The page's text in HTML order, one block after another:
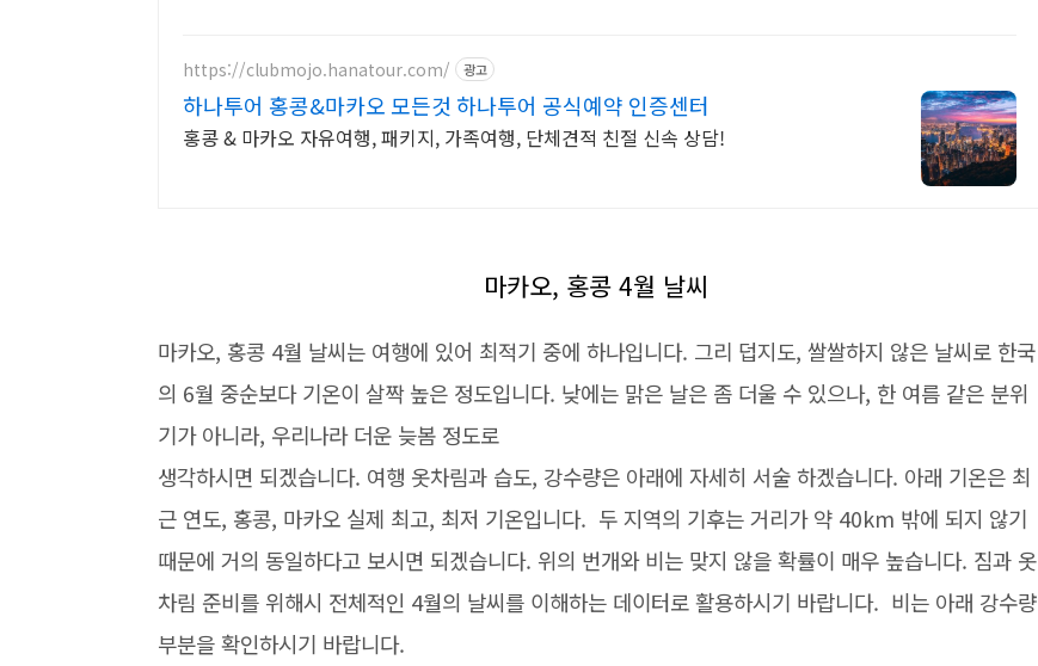
https://clubmojo.hanatour.com/ 광고
하나투어 홍콩&마카오 모든것 하나투어 공식예약 인증센터
홍콩 & 마카오 자유여행, 패키지, 가족여행, 단체견적 친절 신속 상담!
마카오, 홍콩 4월 날씨
마카오, 홍콩 4월 날씨는 여행에 있어 최적기 중에 하나입니다. 그리 덥지도, 쌀쌀하지 않은 날씨로 한국
의 6월 중순보다 기온이 살짝 높은 정도입니다. 낮에는 맑은 날은 좀 더울 수 있으나, 한 여름 같은 분위
기가 아니라, 우리나라 더운 늦봄 정도로
생각하시면 되겠습니다. 여행 옷차림과 습도, 강수량은 아래에 자세히 서술 하겠습니다. 아래 기온은 최
근 연도, 홍콩, 마카오 실제 최고, 최저 기온입니다. 두 지역의 기후는 거리가 약 40km 밖에 되지 않기
때문에 거의 동일하다고 보시면 되겠습니다. 위의 번개와 비는 맞지 않을 확률이 매우 높습니다. 짐과 옷
차림 준비를 위해시 전체적인 4월의 날씨를 이해하는 데이터로 활용하시기 바랍니다. 비는 아래 강수량
부분을 확인하시기 바랍니다.